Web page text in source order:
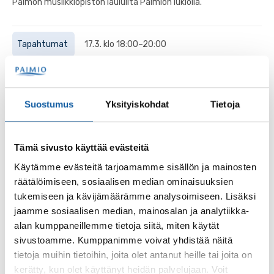
Suostumus Yksityiskohdat Tietoja
Tämä sivusto käyttää evästeitä
Käytämme evästeitä tarjoamamme sisällön ja mainosten
räätälöimiseen, sosiaalisen median ominaisuuksien
tukemiseen ja kävijämäärämme analysoimiseen. Lisäksi
jaamme sosiaalisen median, mainosalan ja analytiikka-
alan kumppaneillemme tietoja siitä, miten käytät
sivustoamme. Kumppanimme voivat yhdistää näitä
tietoja muihin tietoihin, joita olet antanut heille tai joita on
kerätty, kun olet käyttänyt heidän palvelujaan. Voit
Paimon musiikkiopiston lauluilta Paimion lukiolla.
Tapahtumat 17.3. klo 18:00–20:00
Kantaattikonsertti: Bach & Buxtehude
Konsertissa kuullaan Buxtehuden ja Bachin kantaatteja.
Oot kaikki mulle -konsertti Paimion kirkossa
Huhtikuun viimeisenä sunnuntai-iltana Paimion kirkossa
kuullaan Päivi Heikuran sävellyksiä koskettaviin
suomalaisiin runoihin ja lyriikoihin.
Tapahtumat 10.5. klo 11:15–12:30
Ruskakuoron konsertti Mikaelintalolla